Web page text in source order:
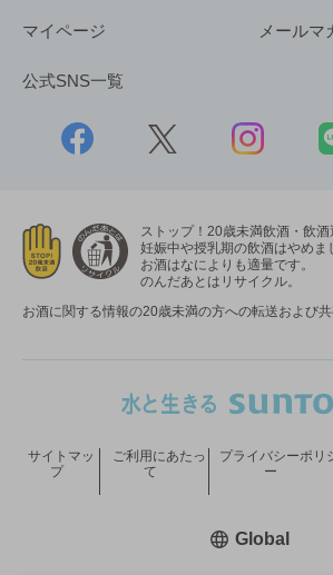
マイページ メールマ
公式SNS一覧
ストップ！20歳未満飲酒・飲酒
妊娠中や授乳期の飲酒はやめま
お酒はなによりも適量です。
のんだあとはリサイクル。
お酒に関する情報の20歳未満の方への転送および共
サイトマッ
プ
ご利用にあたっ
て
プライバシーポリ
ー
Global新し